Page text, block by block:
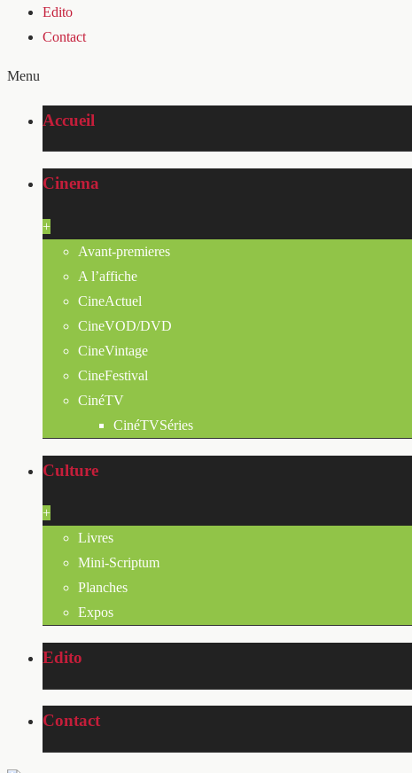
Edito
Contact
Menu
Accueil
Cinema
+
Avant-premieres
A l’affiche
CineActuel
CineVOD/DVD
CineVintage
CineFestival
CinéTV
CinéTVSéries
Culture
+
Livres
Mini-Scriptum
Planches
Expos
Edito
Contact